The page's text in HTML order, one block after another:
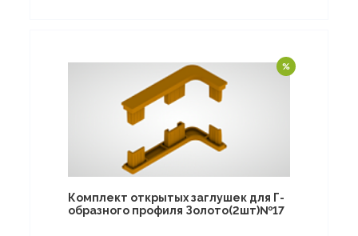
Комплект открытых заглушек для Г-
образного профиля Золото(2шт)№17